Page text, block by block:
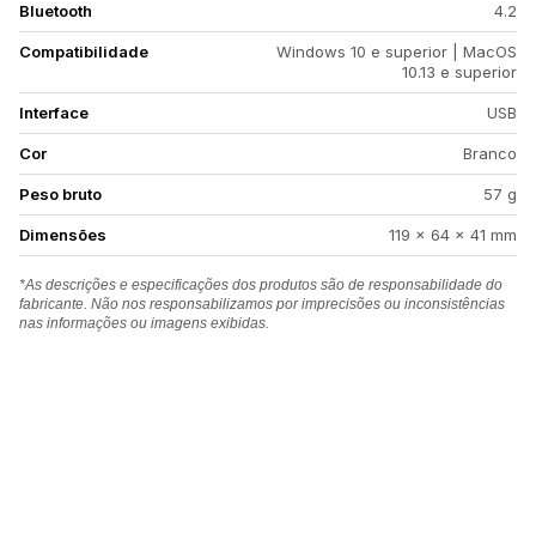
Bluetooth 4.2
Compatibilidade
Windows 10 e superior | MacOS
10.13 e superior
Interface USB
Cor Branco
Peso bruto 57 g
Dimensões 119 x 64 x 41 mm
*As descrições e especificações dos produtos são de responsabilidade do
fabricante. Não nos responsabilizamos por imprecisões ou inconsistências
nas informações ou imagens exibidas.